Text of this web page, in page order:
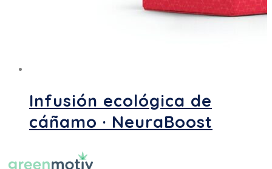
Infusión ecológica de
cáñamo · NeuraBoost